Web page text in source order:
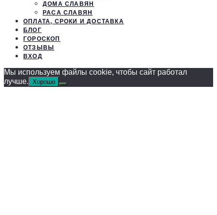
ДОМА СЛАВЯН
РАСА СЛАВЯН
ОПЛАТА, СРОКИ И ДОСТАВКА
БЛОГ
ГОРОСКОП
ОТЗЫВЫ
ВХОД
Мы используем файлы cookie, чтобы сайт работал
лучше. Хорошо